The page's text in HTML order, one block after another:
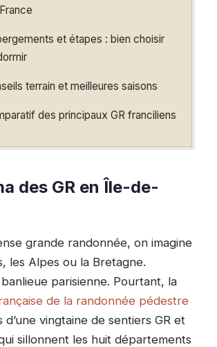
et étapes : bien choisir
terrain et meilleures saisons
des principaux GR franciliens
des GR en Île-de-
grande randonnée, on imagine
les Alpes ou la Bretagne.
parisienne. Pourtant, la
de la randonnée pédestre
d’une vingtaine de sentiers GR et
sillonnent les huit départements